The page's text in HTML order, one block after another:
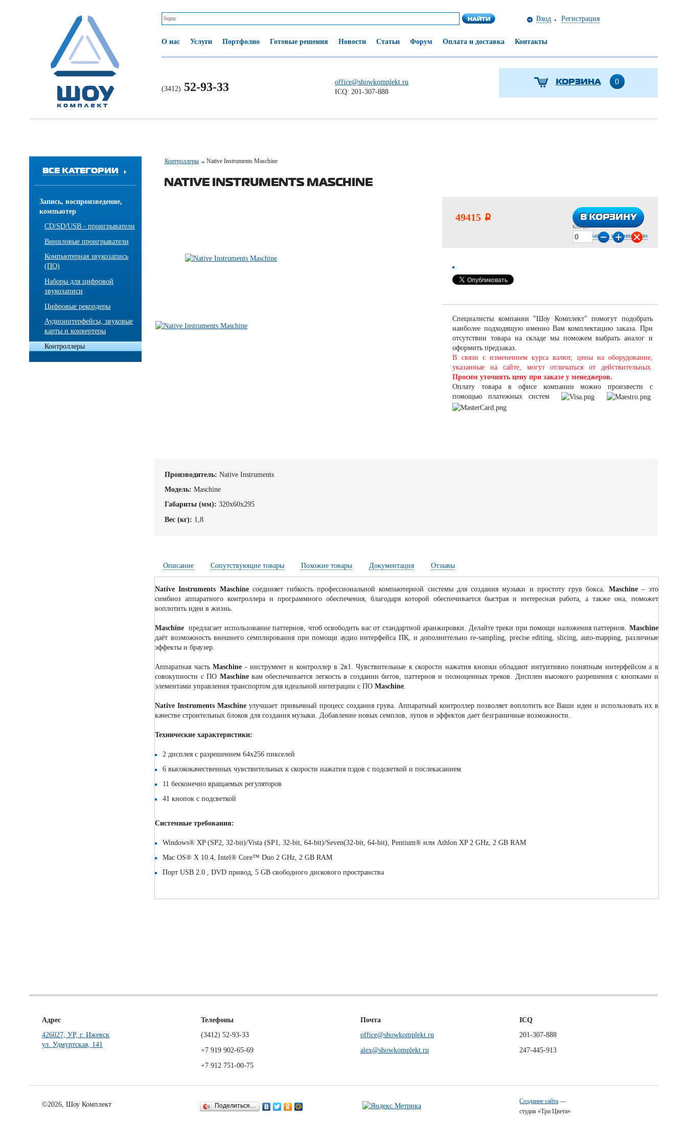
Вход Регистрация
О нас Услуги Портфолио Готовые решения Новости Статьи Форум Оплата и доставка Контакты
(3412) 52-93-33
office@showkomplekt.ru
ICQ: 201-307-888
КОРЗИНА 0
ВСЕ КАТЕГОРИИ
Запись, воспроизведение,
компьютер
CD/SD/USB - проигрыватели
Виниловые проигрыватели
Компьютерная звукозапись
(ПО)
Наборы для цифровой
звукозаписи
Цифровые рекордеры
Аудиоинтерфейсы, звуковые
карты и конвертеры
Контроллеры
Контроллеры Native Instruments Maschine
NATIVE INSTRUMENTS MASCHINE
49415 i В КОРЗИНУ
В КОРЗИНУ
Кол-во
Добавить к сравнению
Специалисты компании "Шоу Комплект" помогут подобрать
наиболее подходящую именно Вам комплектацию заказа. При
отсутствии товара на складе мы поможем выбрать аналог и
оформить предзаказ.
В связи с изменением курса валют, цены на оборудование,
указанные на сайте, могут отличаться от действительных.
Просим уточнять цену при заказе у менеджеров.
Оплату товара в офисе компании можно произвести с
помощью платежных систем
Производитель: Native Instruments
Модель: Maschine
Габариты (мм): 320x60x295
Вес (кг): 1,8
Описание Сопутствующие товары Похожие товары Документация Отзывы
Native Instruments Maschine соединяет гибкость профессиональной компьютерной системы для создания музыки и простоту грув бокса. Maschine – это
симбиоз аппаратного контроллера и программного обеспечения, благодаря которой обеспечивается быстрая и интересная работа, а также она, поможет
воплотить идеи в жизнь.
Maschineпредлагает использование паттернов, чтоб освободить вас от стандартной аранжировки. Делайте треки при помощи наложения паттернов.Maschine
даёт возможность внешнего семплирования при помощи аудио интерфейса ПК, и дополнительно re-sampling, precise editing, slicing, auto-mapping, различные
эффекты и браузер.
Аппаратная частьMaschine - инструмент и контроллер в 2в1. Чувствительные к скорости нажатия кнопки обладают интуитивно понятным интерфейсом а в
совокупности с ПО Maschine вам обеспечивается легкость в создании битов, паттернов и полноценных треков. Дисплеи высокого разрешения с кнопками и
элементами управления транспортом для идеальной интеграции с ПОMaschine.
Native Instruments Maschine улучшает привычный процесс создания грува. Аппаратный контроллер позволяет воплотить все Ваши идеи и использовать их в
качестве строительных блоков для создания музыки. Добавление новых семплов, лупов и эффектов дает безграничные возможности.
Технические характеристики:
2 дисплея с разрешением 64x256 пикселей
6 высококачественных чувствительных к скорости нажатия пэдов с подсветкой и послекасанием
11 бесконечно вращаемых регуляторов
41 кнопок с подсветкой
Системные требования:
Windows® XP (SP2, 32-bit)/Vista (SP1, 32-bit, 64-bit)/Seven(32-bit, 64-bit), Pentium® или Athlon XP 2 GHz, 2 GB RAM
Mac OS® X 10.4, Intel® Core™ Duo 2 GHz, 2 GB RAM
Порт USB 2.0 , DVD привод, 5 GB свободного дискового пространства
Адрес
426027, УР, г. Ижевск
ул. Удмуртская, 141
Телефоны
(3412) 52-93-33
+7 919 902-65-69
+7 912 751-00-75
Почта
office@showkomplekt.ru
alex@showkomplekt.ru
ICQ
201-307-888
247-445-913
©2026, Шоу Комплект Поделиться…
Создание сайта —
студия «Три Цвета»